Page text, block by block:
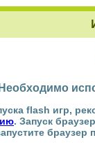
Необходимо
flash игр,
. Запуск
браузер